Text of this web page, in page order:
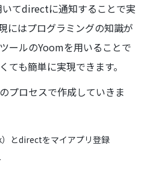
てdirectに通知することで実
にはプログラミングの知識が
ールのYoomを用いることで
ても簡単に実現できます。
プロセスで作成していきま
とdirectをマイアプリ登録